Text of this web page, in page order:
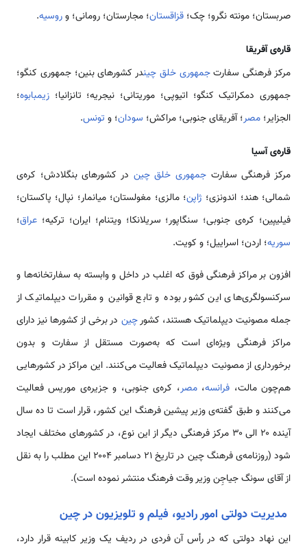
صربستان؛ مونته نگرو؛ چک؛ قزاقستان؛ مجارستان؛ رومانی؛ وروسیه.
قاره‌ی آفریقا
مرکز فرهنگی سفارتجمهوری خلق چیندر کشورهای بنین؛ جمهوری کنگو؛
جمهوری دمکراتیک کنگو؛ اتیوپی؛ موریتانی؛ نیجریه؛ تانزانیا؛ زیمبابوه؛
الجزایر؛ مصر؛ آفریقای جنوبی؛ مراکش؛ سودان؛ و تونس.
قاره‌ی آسیا
مرکز فرهنگی سفارت جمهوری خلق چین در کشورهای بنگلادش؛ کره‌ی
شمالی؛ هند؛ اندونزی؛ ژاپن؛ مالزی؛ مغولستان؛ میانمار؛ نپال؛ پاکستان؛
فیلیپین؛ کره‌ی جنوبی؛ سنگاپور؛ سریلانکا؛ ویتنام؛ ایران؛ ترکیه؛ عراق؛
سوریه؛ اردن؛ اسراییل؛ و کویت.
افزون بر مراکز فرهنگی فوق که اغلب در داخل و وابسته به سفارتخانه‌ها و
سرکنسولگری‌های این کشور بوده و تابع قوانین و مقررات دیپلماتیک از
جمله مصونیت دیپلماتیک هستند، کشورچین در برخی از کشورها نیز دارای
مراکز فرهنگی ویژه‌ای است که به‌صورت مستقل از سفارت و بدون
برخورداری از مصونیت دیپلماتیک فعالیت می‌کنند. این مراکز در کشورهایی
هم‌چون مالت، فرانسه،مصر، کره‌ی جنوبی، و جزیره‌ی موریس فعالیت
می‌کنند و طبق گفته‌ی وزیر پیشین فرهنگ این کشور، قرار است تا ده سال
آینده ۲۰ الی ۳۰ مرکز فرهنگی دیگر از این نوع، در کشورهای مختلف ایجاد
شود (روزنامه‌ی فرهنگ چین در تاریخ ۲۱ دسامبر ۲۰۰۴ این مطلب را به نقل
از آقای سونگ جیاجِن وزیر وقت فرهنگ منتشر نموده است).
مدیریت دولتی امور رادیو، فیلم و تلویزیون در چین
این نهاد دولتی که در رأس آن فردی در ردیف یک وزیر کابینه قرار دارد،